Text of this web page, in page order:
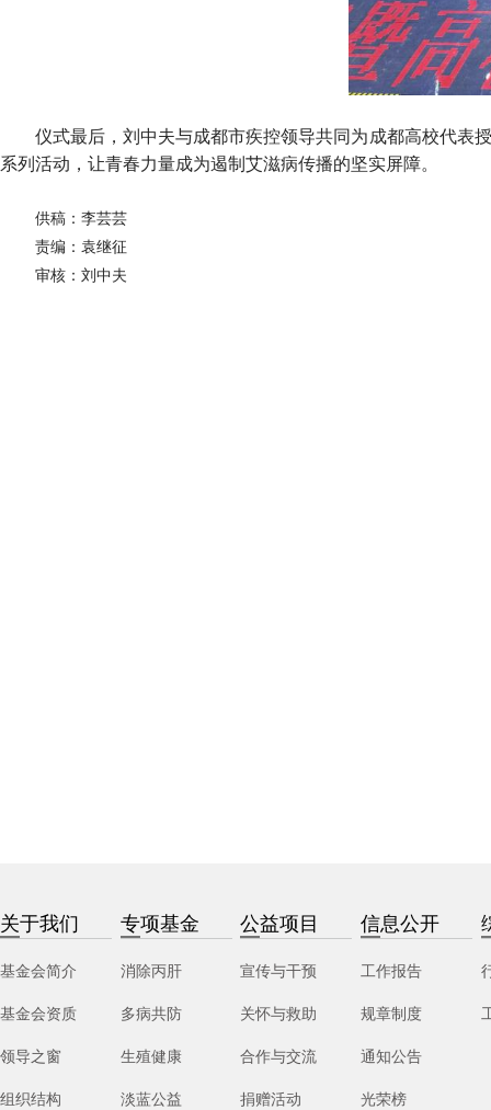
仪式最后，刘中夫与成都市疾控领导共同为成都高校代表
系列活动，让青春力量成为遏制艾滋病传播的坚实屏障。
供稿：李芸芸
责编：袁继征
审核：刘中夫
关于我们
基金会简介
基金会资质
领导之窗
组织结构
专项基金
消除丙肝
多病共防
生殖健康
淡蓝公益
公益项目
宣传与干预
关怀与救助
合作与交流
捐赠活动
信息公开
工作报告
规章制度
通知公告
光荣榜